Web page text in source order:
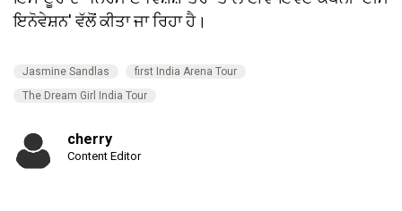
ਇਨੋਵੇਸ਼ਨ' ਵੱਲੋਂ ਕੀਤਾ ਜਾ ਰਿਹਾ ਹੈ।
Jasmine Sandlas
first India Arena Tour
The Dream Girl India Tour
cherry
Content Editor